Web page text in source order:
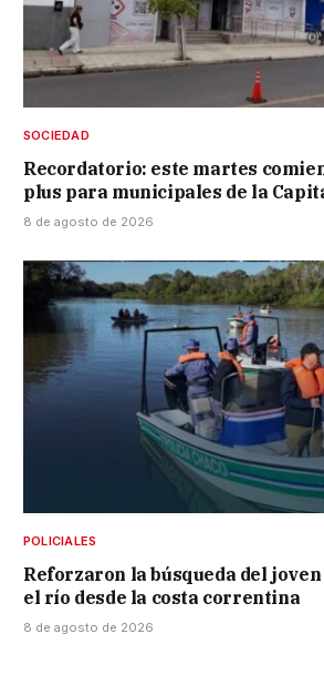
SOCIEDAD
Recordatorio: este martes
plus para municipales de la
8 de agosto de 2026
POLICIALES
Reforzaron la búsqueda del
el río desde la costa correntina
8 de agosto de 2026